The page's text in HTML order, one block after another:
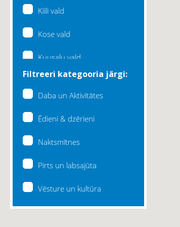
Kiili vald
Kose vald
Kuusalu vald
Lääne-Harju vald
Filtreeri kategooria järgi:
Daba un Aktivitātes
Ēdieni & dzērieni
Naktsmītnes
Pirts un labsajūta
Vēsture un kultūra